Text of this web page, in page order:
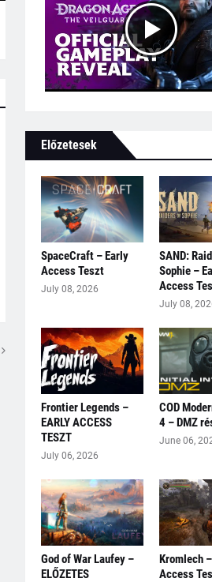
Előzetesek
SpaceCraft – Early
Access Teszt
July 08, 2026
SAND:
Sophie –
Access
July 08,
Frontier Legends –
EARLY ACCESS
TESZT
July 06, 2026
COD
4 – DMZ
June 06,
God of War Laufey –
ELŐZETES
Kromlech
Access